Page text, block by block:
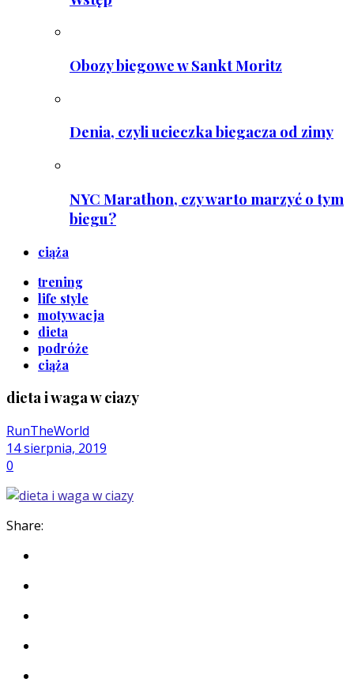
Obozy biegowe w Sankt Moritz
Denia, czyli ucieczka biegacza od zimy
NYC Marathon, czy warto marzyć o tym
biegu?
ciąża
trening
life style
motywacja
dieta
podróże
ciąża
dieta i waga w ciazy
RunTheWorld
14 sierpnia, 2019
0
Share: